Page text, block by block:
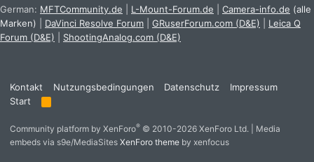
German: MFTCommunity.de L-Mount-Forum.de Camera-info.de (alle
Marken)
DaVinci Resolve Forum GRuserForum.com (D&E)
Leica Q
Forum (D&E)
ShootingAnalog.com (D&E)
Kontakt Nutzungsbedingungen Datenschutz
Impressum
Start
R
S
Community platform by XenForo® © 2010-2026 XenForo Ltd.
Media
embeds via s9e/MediaSites XenForo theme by xenfocus